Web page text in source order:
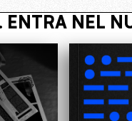
VIVI